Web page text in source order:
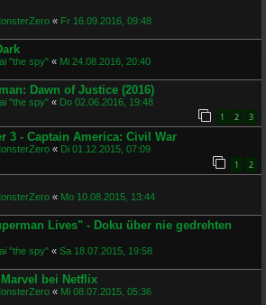
« Fr 16.09.2016, 09:48
"the spy" « Mi 24.08.2016, 20:40
Dawn of Justice (2016)
"the spy" « Do 02.06.2016, 19:48
1 2 3
3 - Captain America: Civil War
« Di 01.12.2015, 07:09
1 2
« Mo 10.08.2015, 13:44
Lives" - Doku über nie gedrehten
"the spy" « Sa 18.07.2015, 19:58
bei Netflix
« Mi 08.07.2015, 05:36